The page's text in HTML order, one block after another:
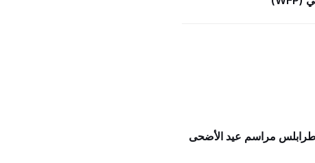
مراسم عيد الأضحى